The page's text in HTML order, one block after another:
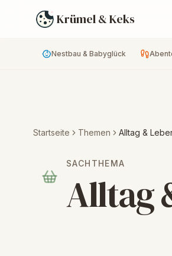
Krümel & Keks
Nestbau & Babyglück
Startseite Themen Alltag &
SACHTHEMA
Alltag